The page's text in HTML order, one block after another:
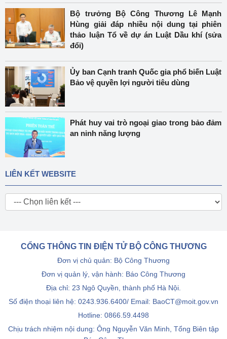
Bộ trưởng Bộ Công Thương Lê Mạnh
Hùng giải đáp nhiều nội dung tại phiên
thảo luận Tổ về dự án Luật Dầu khí (sửa
đổi)
Ủy ban Cạnh tranh Quốc gia phổ biến Luật
Bảo vệ quyền lợi người tiêu dùng
Phát huy vai trò ngoại giao trong bảo đảm
an ninh năng lượng
LIÊN KẾT WEBSITE
CỔNG THÔNG TIN ĐIỆN TỬ BỘ CÔNG THƯƠNG
Đơn vị chủ quản: Bộ Công Thương
Đơn vị quản lý, vận hành: Báo Công Thương
Địa chỉ: 23 Ngô Quyền, thành phố Hà Nội.
Số điện thoại liên hệ: 0243.936.6400/ Email: BaoCT@moit.gov.vn
Hotline: 0866.59.4498
Chịu trách nhiệm nội dung: Ông Nguyễn Văn Minh, Tổng Biên tập